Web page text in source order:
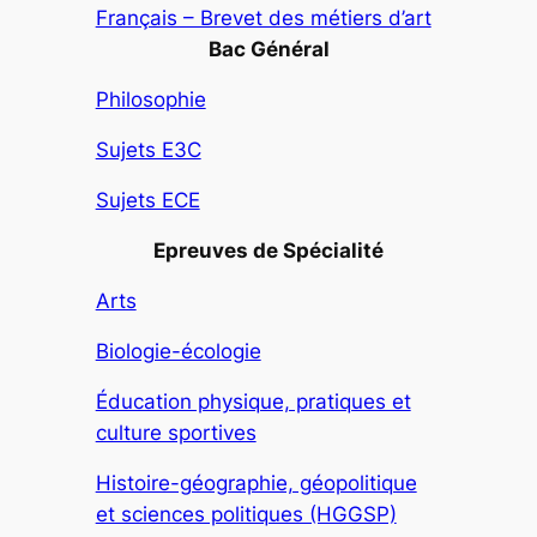
Français – Brevet des métiers d’art
Bac Général
Philosophie
Sujets E3C
Sujets ECE
Epreuves de Spécialité
Arts
Biologie-écologie
Éducation physique, pratiques et
culture sportives
Histoire-géographie, géopolitique
et sciences politiques (HGGSP)